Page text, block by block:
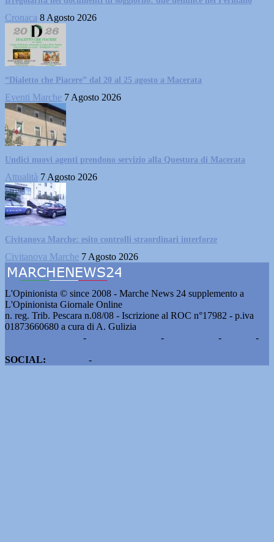
Cronaca 8 Agosto 2026
“Dialetto che Piacere” dal 20 al 25 agosto a Macerata
Eventi Marche 7 Agosto 2026
Undici nuovi agenti prendono servizio alla Questura di Macerata
Attualità 7 Agosto 2026
Civitanova Marche: esito controlli straordinari interforze
Civitanova Marche 7 Agosto 2026
L'Opinionista © since 2008 - Marche News 24 supplemento a
L'Opinionista Giornale Online
n. reg. Trib. Pescara n.08/08 - Iscrizione al ROC n°17982 - p.iva
01873660680 a cura di A. Gulizia
- - -
-
SOCIAL:
-